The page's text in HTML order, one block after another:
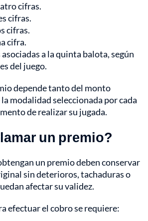
cifras.
cifras.
cifras.
cifra.
a la quinta balota, según
del juego.
depende tanto del monto
modalidad seleccionada por cada
de realizar su jugada.
un premio?
un premio deben conservar
sin deterioros, tachaduras o
afectar su validez.
efectuar el cobro se requiere: